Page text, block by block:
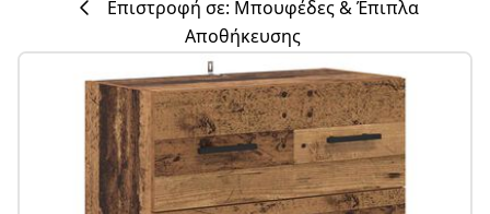
#sharemevidaxl
Συλλογή
Επιστροφή σε: Μπουφέδες & Έπιπλα
Αποθήκευσης